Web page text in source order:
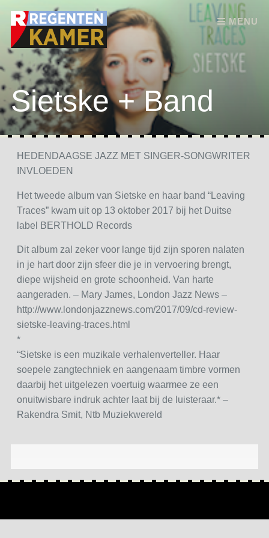
MENU
Skip to content
Sietske + Band
HEDENDAAGSE JAZZ MET SINGER-SONGWRITER
INVLOEDEN
Het tweede album van Sietske en haar band “Leaving
Traces” kwam uit op 13 oktober 2017 bij het Duitse
label BERTHOLD Records
Dit album zal zeker voor lange tijd zijn sporen nalaten
in je hart door zijn sfeer die je in vervoering brengt,
diepe wijsheid en grote schoonheid. Van harte
aangeraden. – Mary James, London Jazz News –
http://www.londonjazznews.com/2017/09/cd-review-
sietske-leaving-traces.html
*
“Sietske is een muzikale verhalenverteller. Haar
soepele zangtechniek en aangenaam timbre vormen
daarbij het uitgelezen voertuig waarmee ze een
onuitwisbare indruk achter laat bij de luisteraar.* –
Rakendra Smit, Ntb Muziekwereld